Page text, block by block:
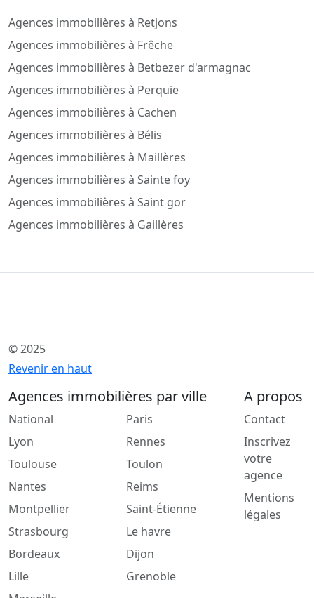
Agences immobilières à Retjons
Agences immobilières à Frêche
Agences immobilières à Betbezer d'armagnac
Agences immobilières à Perquie
Agences immobilières à Cachen
Agences immobilières à Bélis
Agences immobilières à Maillères
Agences immobilières à Sainte foy
Agences immobilières à Saint gor
Agences immobilières à Gaillères
© 2025
Revenir en haut
Agences immobilières par ville
National
Lyon
Toulouse
Nantes
Montpellier
Strasbourg
Bordeaux
Lille
Paris
Rennes
Toulon
Reims
Saint-Étienne
Le havre
Dijon
Grenoble
A propos
Contact
Inscrivez
votre
agence
Mentions
légales